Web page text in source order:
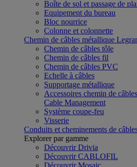
Boîte de sol et passage de
Equipement du bureau
Bloc nourrice
Colonne et colonnette
Chemin de câbles métallique
Chemin de câbles tôle
Chemin de câbles fil
Chemin de câbles PVC
Echelle à câbles
Supportage métallique
Accessoires chemin de
Cable Management
Système coupe-feu
Visserie
Conduits et cheminements de
Explorer par gamme
Découvrir Drivia
Découvrir CABLOFIL
Découvrir Mosaic